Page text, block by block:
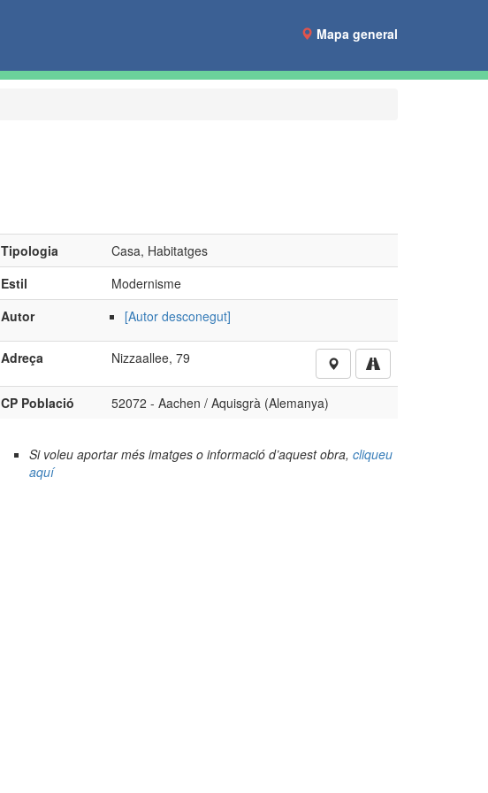
Mapa general
Tipologia
Casa, Habitatges
Estil
Modernisme
Autor
[Autor desconegut]
Adreça Nizzaallee, 79
CP Població 52072 - Aachen / Aquisgrà (Alemanya)
Si voleu aportar més imatges o informació d’aquest obra, cliqueu
aquí